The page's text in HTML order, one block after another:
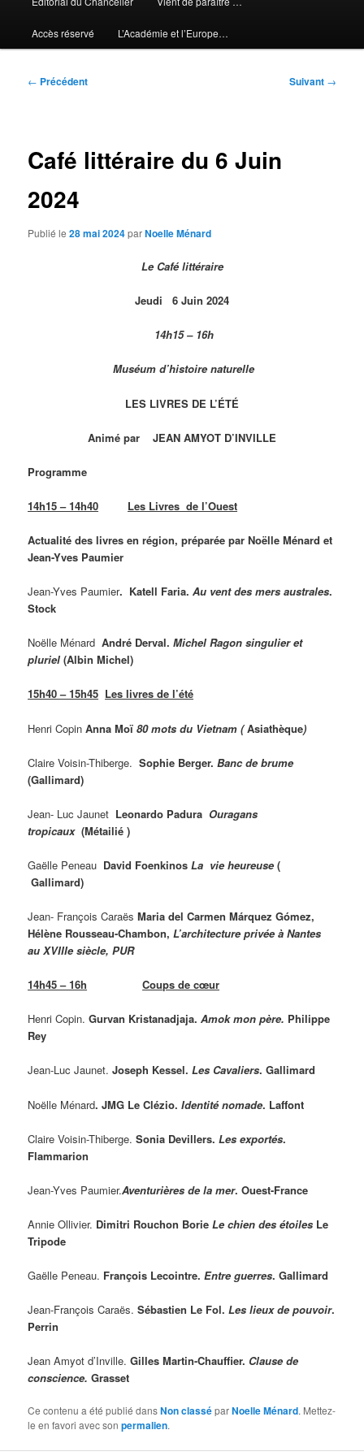
Accès réservé L’Académie et l’Europe…
Navigation
← Précédent Suivant →
Café littéraire du 6 Juin
2024
Publié le28 mai 2024parNoelle Ménard
Le Café littéraire
Jeudi 6 Juin 2024
14h15 – 16h
Muséum d’histoire naturelle
LES LIVRES DE L’ÉTÉ
Animé par JEAN AMYOT D’INVILLE
Programme
14h15 – 14h40 Les Livres de l’Ouest
Actualité des livres en région, préparée par Noëlle Ménard et
Jean-Yves Paumier
Jean-Yves Paumier. Katell Faria.Au vent des mers australes.
Stock
Noëlle Ménard André Derval.Michel Ragon singulier et
pluriel (Albin Michel)
15h40 – 15h45 Les livres de l’été
Henri CopinAnna Moï80 mots du Vietnam (Asiathèque)
Claire Voisin-Thiberge. Sophie Berger.Banc de brume
(Gallimard)
Jean- Luc Jaunet Leonardo Padura Ouragans
tropicaux(Métailié )
Gaëlle Peneau David FoenkinosLa vie heureuse (
Gallimard)
Jean- François CaraësMaria del Carmen Márquez Gómez,
Hélène Rousseau-Chambon,L’architecture privée à Nantes
au XVIIIe siècle, PUR
14h45 – 16h Coups de cœur
Henri Copin. Gurvan Kristanadjaja.Amok mon père. Philippe
Rey
Jean-Luc Jaunet. Joseph Kessel.Les Cavaliers. Gallimard
Noëlle Ménard. JMG Le Clézio.Identité nomade. Laffont
Claire Voisin-Thiberge.Sonia Devillers.Les exportés.
Flammarion
Jean-Yves Paumier.Aventurières de la mer. Ouest-France
Annie Ollivier. Dimitri Rouchon BorieLe chien des étoiles Le
Tripode
Gaëlle Peneau. François Lecointre.Entre guerres. Gallimard
Jean-François Caraës.Sébastien Le Fol.Les lieux de pouvoir.
Perrin
Jean Amyot d’Inville.Gilles Martin-Chauffier. Clause de
conscience. Grasset
Ce contenu a été publié dansNon classéparNoelle Ménard. Mettez-
le en favori avec sonpermalien.